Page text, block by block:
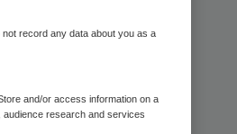
gelezen
record any data about you as a
and/or access information on a
research and services